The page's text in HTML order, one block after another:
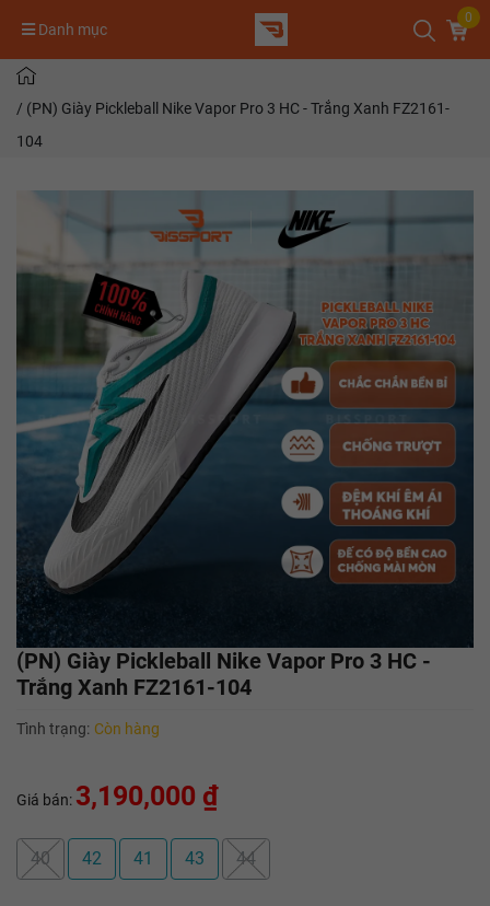
Danh mục
0
/ (PN) Giày Pickleball Nike Vapor Pro 3 HC - Trắng Xanh FZ2161-
104
(PN) Giày Pickleball Nike Vapor Pro 3 HC -
Trắng Xanh FZ2161-104
Tình trạng: Còn hàng
Giá bán: 3,190,000 ₫
40 42 41 43 44